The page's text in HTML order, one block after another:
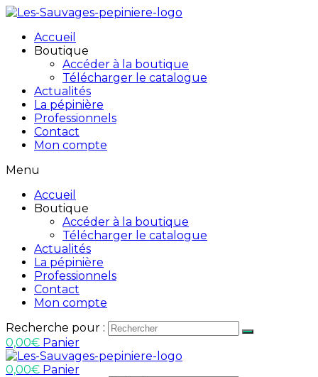
Accueil
Boutique
Accéder à la boutique
Télécharger le catalogue
Actualités
La pépinière
Professionnels
Contact
Mon compte
Menu
Accueil
Boutique
Accéder à la boutique
Télécharger le catalogue
Actualités
La pépinière
Professionnels
Contact
Mon compte
Recherche pour :
0,00€ Panier
0,00€ Panier